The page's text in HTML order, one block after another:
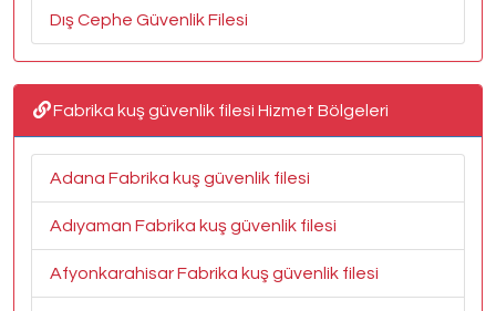
Dış Cephe Güvenlik Filesi
Fabrika kuş güvenlik filesi Hizmet Bölgeleri
Adana Fabrika kuş güvenlik filesi
Adıyaman Fabrika kuş güvenlik filesi
Afyonkarahisar Fabrika kuş güvenlik filesi